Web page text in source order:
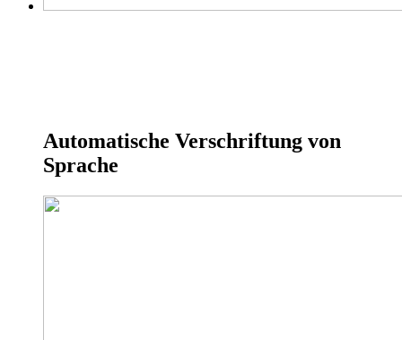
Automatische Verschriftung von
Sprache